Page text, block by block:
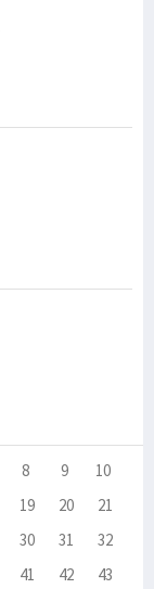
8 9
10
19 20
21
30 31
32
41 42
43